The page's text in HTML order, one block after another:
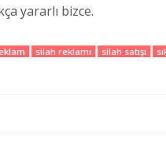
yararlı bizce.
silah reklamı silah satışı